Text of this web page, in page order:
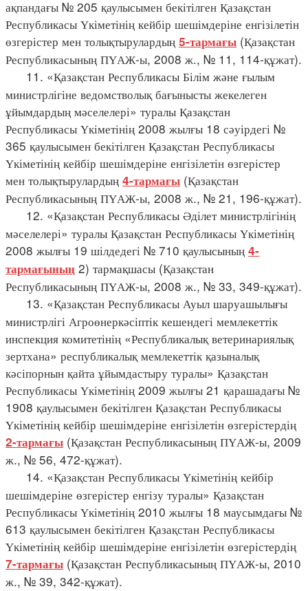
ақпандағы № 205 қаулысымен бекітілген Қазақстан
Республикасы Үкіметінің кейбір шешімдеріне енгізілетін
өзгерістер мен толықтырулардың 5-тармағы (Қазақстан
Республикасының ПҮАЖ-ы, 2008 ж., № 11, 114-құжат).
11. «Қазақстан Республикасы Білім және ғылым
министрлігіне ведомстволық бағынысты жекелеген
ұйымдардың мәселелері» туралы Қазақстан
Республикасы Үкіметінің 2008 жылғы 18 сәуірдегі №
365 қаулысымен бекітілген Қазақстан Республикасы
Үкіметінің кейбір шешімдеріне енгізілетін өзгерістер
мен толықтырулардың 4-тармағы (Қазақстан
Республикасының ПҮАЖ-ы, 2008 ж., № 21, 196-құжат).
12. «Қазақстан Республикасы Әділет министрлігінің
мәселелері» туралы Қазақстан Республикасы Үкіметінің
2008 жылғы 19 шілдедегі № 710 қаулысының 4-
тармағының 2) тармақшасы (Қазақстан
Республикасының ПҮАЖ-ы, 2008 ж., № 33, 349-құжат).
13. «Қазақстан Республикасы Ауыл шаруашылығы
министрлігі Агроөнеркәсіптік кешендегі мемлекеттік
инспекция комитетінің «Республикалық ветеринариялық
зертхана» республикалық мемлекеттік қазыналық
кәсіпорнын қайта ұйымдастыру туралы» Қазақстан
Республикасы Үкіметінің 2009 жылғы 21 қарашадағы №
1908 қаулысымен бекітілген Қазақстан Республикасы
Үкіметінің кейбір шешімдеріне енгізілетін өзгерістердің
2-тармағы (Қазақстан Республикасының ПҮАЖ-ы, 2009
ж., № 56, 472-құжат).
14. «Қазақстан Республикасы Үкіметінің кейбір
шешімдеріне өзгерістер енгізу туралы» Қазақстан
Республикасы Үкіметінің 2010 жылғы 18 маусымдағы №
613 қаулысымен бекітілген Қазақстан Республикасы
Үкіметінің кейбір шешімдеріне енгізілетін өзгерістердің
7-тармағы (Қазақстан Республикасының ПҮАЖ-ы, 2010
ж., № 39, 342-құжат).